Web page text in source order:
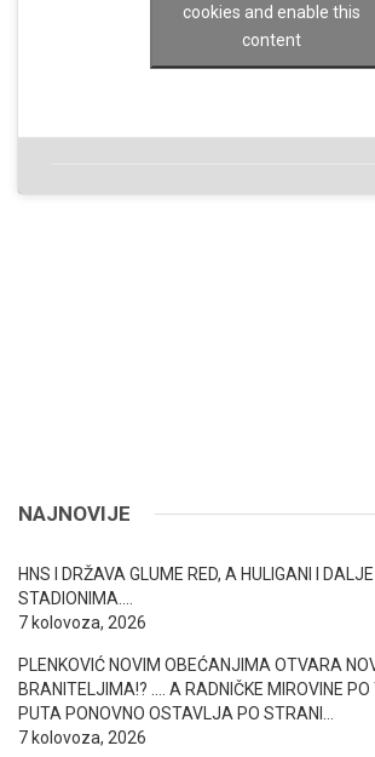
cookies and enable this
content
NAJNOVIJE
HNS I DRŽAVA GLUME RED, A HULIGANI I
STADIONIMA….
7 kolovoza, 2026
PLENKOVIĆ NOVIM OBEĆANJIMA OTVARA
BRANITELJIMA!? …. A RADNIČKE MIROVINE PO
PUTA PONOVNO OSTAVLJA PO STRANI…
7 kolovoza, 2026